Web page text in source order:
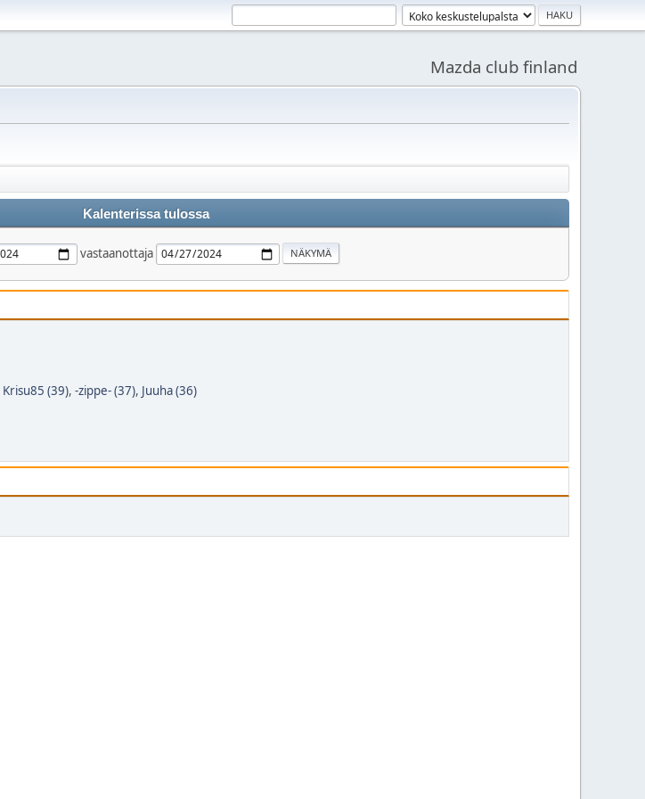
Mazda club finland
Kalenterissa tulossa
vastaanottaja
Krisu85 (39), -zippe- (37), Juuha (36)